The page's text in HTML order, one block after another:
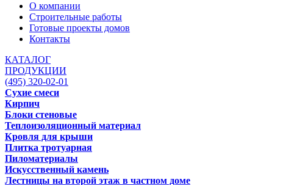
О компании
Строительные работы
Готовые проекты домов
Контакты
КАТАЛОГ
ПРОДУКЦИИ
(495) 320-02-01
Сухие смеси
Кирпич
Блоки стеновые
Теплоизоляционный материал
Кровля для крыши
Плитка тротуарная
Пиломатериалы
Искусственный камень
Лестницы на второй этаж в частном доме